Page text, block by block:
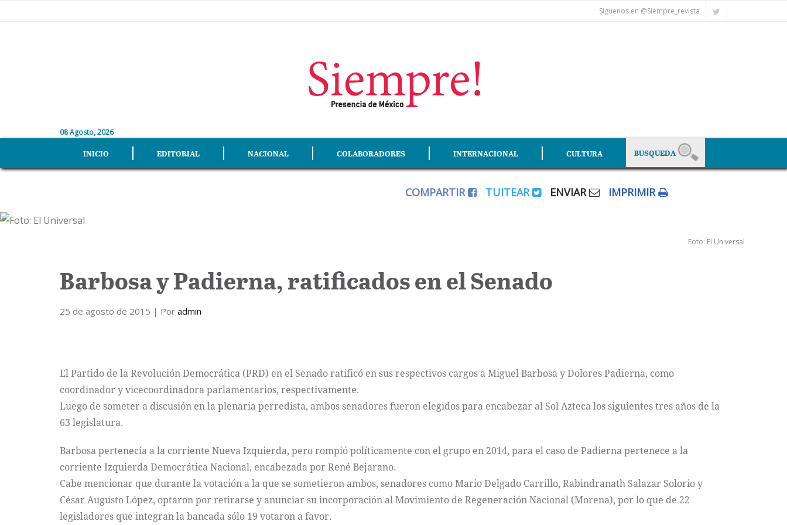
Síguenos en @Siempre_revista
08 Agosto, 2026
INICIO EDITORIAL NACIONAL COLABORADORES INTERNACIONAL CULTURA
COMPARTIR TUITEAR ENVIAR IMPRIMIR
Foto: El Universal
Barbosa y Padierna, ratificados en el Senado
25 de agosto de 2015 | Por admin
El Partido de la Revolución Democrática (PRD) en el Senado ratificó en sus respectivos cargos a Miguel Barbosa y Dolores Padierna, como
coordinador y vicecoordinadora parlamentarios, respectivamente.
Luego de someter a discusión en la plenaria perredista, ambos senadores fueron elegidos para encabezar al Sol Azteca los siguientes tres años de la
63 legislatura.
Barbosa pertenecía a la corriente Nueva Izquierda, pero rompió políticamente con el grupo en 2014, para el caso de Padierna pertenece a la
corriente Izquierda Democrática Nacional, encabezada por René Bejarano.
Cabe mencionar que durante la votación a la que se sometieron ambos, senadores como Mario Delgado Carrillo, Rabindranath Salazar Solorio y
César Augusto López, optaron por retirarse y anunciar su incorporación al Movimiento de Regeneración Nacional (Morena), por lo que de 22
legisladores que integran la bancada sólo 19 votaron a favor.